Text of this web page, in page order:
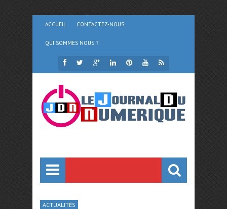
ACCUEIL CONTACTEZ-NOUS
QUI SOMMES NOUS ?
ACTUALITÉS